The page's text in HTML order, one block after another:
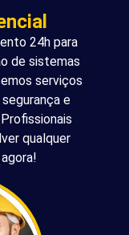
24h para
de sistemas
serviços
e
qualquer